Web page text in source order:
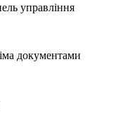
управління
документами